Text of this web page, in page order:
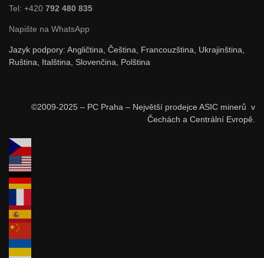
Tel: +420 792 480 835
Napište na WhatsApp
Jazyk podpory: Angličtina, Čeština, Francouzština, Ukrajinština,
Ruština, Italština, Slovenčina, Polština
©2009-2025 – PC Praha – Největší prodejce ASIC minerů v
Čechách a Centrální Evropě.